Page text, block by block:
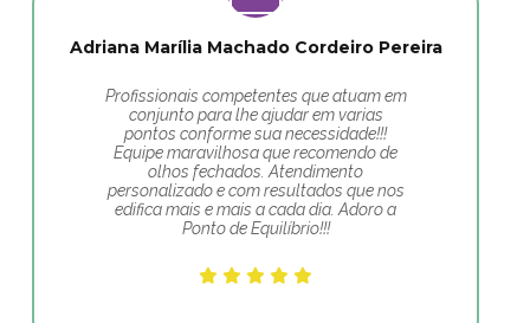
Adriana Marília Machado Cordeiro Pereira
Profissionais competentes que atuam em
conjunto para lhe ajudar em varias
pontos conforme sua necessidade!!!
Equipe maravilhosa que recomendo de
olhos fechados. Atendimento
personalizado e com resultados que nos
edifica mais e mais a cada dia. Adoro a
Ponto de Equilíbrio!!!